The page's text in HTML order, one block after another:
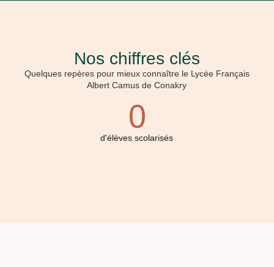
Nos chiffres clés
Quelques repères pour mieux connaître le Lycée Français
Albert Camus de Conakry
d'élèves scolarisés
0